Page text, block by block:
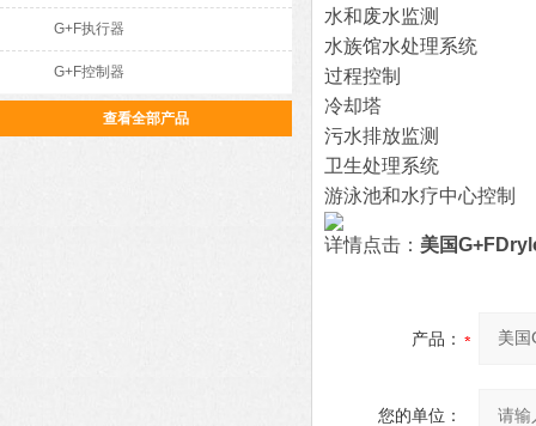
G+F执行器
G+F控制器
查看全部产品
水和废水监测
水族馆水处理系统
过程控制
冷却塔
污水排放监测
卫生处理系统
游泳池和水疗中心控制
详情点击： 美国
产品：
您的单位：